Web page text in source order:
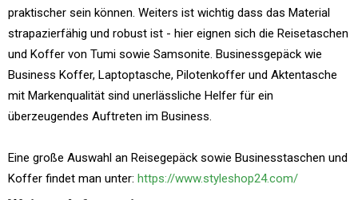
praktischer sein können. Weiters ist wichtig dass das Material
strapazierfähig und robust ist - hier eignen sich die Reisetaschen
und Koffer von Tumi sowie Samsonite. Businessgepäck wie
Business Koffer, Laptoptasche, Pilotenkoffer und Aktentasche
mit Markenqualität sind unerlässliche Helfer für ein
überzeugendes Auftreten im Business.
Eine große Auswahl an Reisegepäck sowie Businesstaschen und
Koffer findet man unter: https://www.styleshop24.com/